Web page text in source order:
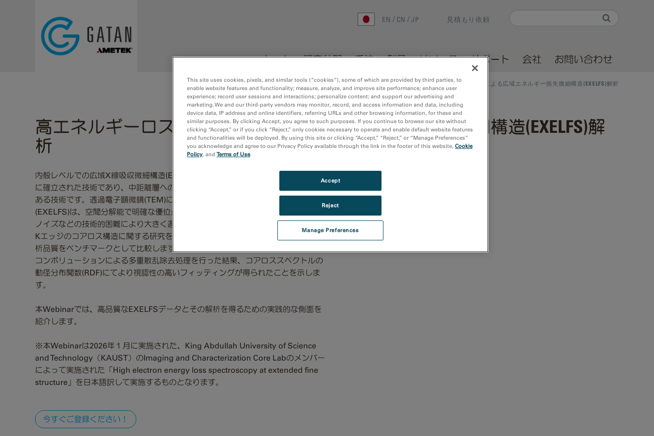
Search form
EN CN JP 見積もり依頼
ホーム 研究分野 手法 製品 リソース サポート 会社 お問い合わせ
ホーム/会社/イベント/高エネルギーロスEELS測定による広域エネルギー損失微細構造(EXELFS)解析
高エネルギーロスEELS測定による広域エネルギー損失微細構造(EXELFS)解
析
内殻レベルでの広域X線吸収微細構造(EXAFS)は、短距離構造や化学的秩序の分析
に確立された技術であり、中距離層への拡張や、配位環境の解析への応用可能性も
ある技術です。透過電子顕微鏡(TEM)における広域エネルギー損失微細構造
(EXELFS)は、空間分解能で明確な優位点を持つにもかかわらず、光学や検出・散乱
ノイズなどの技術的困難により大きく遅れをとっています。ここでは、Cu箔のCu-
Kエッジのコアロス構造に関する研究を、X線吸収分光法(XAS)と同等の微細構造解
析品質をベンチマークとして比較します。さらに、ゼロロスピーク(ZLP)を用いたデ
コンボリューションによる多重散乱除去処理を行った結果、コアロススペクトルの
動径分布関数(RDF)にてより視認性の高いフィッティングが得られたことを示しま
す。
本Webinarでは、高品質なEXELFSデータとその解析を得るための実践的な側面を
紹介します。
※本Webinarは2026年１月に実施された、King Abdullah University of Science
and Technology（KAUST）のImaging and Characterization Core Labのメンバー
によって実施された「High electron energy loss spectroscopy at extended fine
structure」を日本語訳して実施するものとなります。
今すぐご登録ください！
Thursday, July 30, 2026
Webinar
,
JP
This site uses cookies, pixels, and similar tools (“cookies”), some of which are provided by third parties, to
enable website features and functionality; measure, analyze, and improve site performance; enhance user
experience; record user sessions and interactions; personalize content; and support our advertising and
marketing. We and our third-party vendors may monitor, record, and access information and data, including
device data, IP address and online identifiers, referring URLs and other browsing information, for these and
similar purposes. By clicking Accept, you agree to such purposes. If you continue to browse our site without
clicking “Accept,” or if you click “Reject,” only cookies necessary to operate and enable default website features
and functionalities will be deployed. By using this site or clicking “Accept,” “Reject,” or “Manage Preferences”
you acknowledge and agree to our Privacy Policy available through the link in the footer of this website, Cookie
Policy, and Terms of Use.
Manage Preferences
Reject
Accept